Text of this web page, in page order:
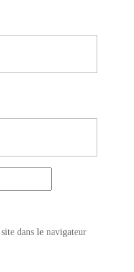
dans le navigateur